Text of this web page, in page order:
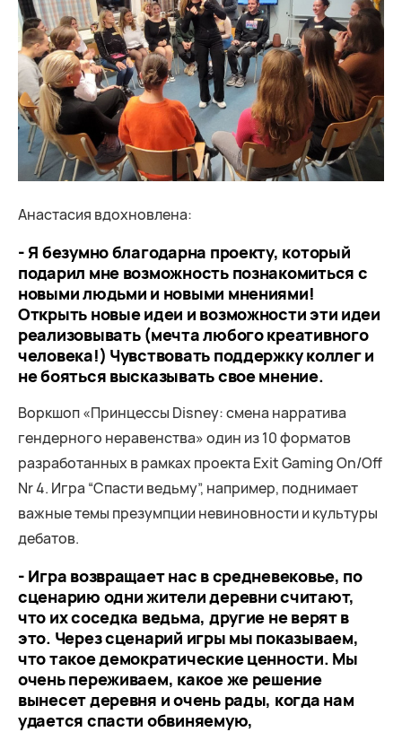
Анастасия вдохновлена:
- Я безумно благодарна проекту, который
подарил мне возможность познакомиться с
новыми людьми и новыми мнениями!
Открыть новые идеи и возможности эти идеи
реализовывать (мечта любого креативного
человека!) Чувствовать поддержку коллег и
не бояться высказывать свое мнение.
Воркшоп «Принцессы Disney: смена нарратива
гендерного неравенства» один из 10 форматов
разработанных в рамках проекта Exit Gaming On/Off
Nr 4. Игра “Спасти ведьму”, например, поднимает
важные темы презумпции невиновности и культуры
дебатов.
- Игра возвращает нас в средневековье, по
сценарию одни жители деревни считают,
что их соседка ведьма, другие не верят в
это. Через сценарий игры мы показываем,
что такое демократические ценности. Мы
очень переживаем, какое же решение
вынесет деревня и очень рады, когда нам
удается спасти обвиняемую,